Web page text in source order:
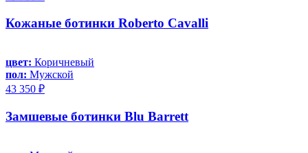
Кожаные ботинки Roberto Cavalli
цвет: Коричневый
пол: Мужской
43 350 ₽
Замшевые ботинки Blu Barrett